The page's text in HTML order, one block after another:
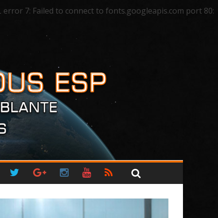
7: Failed to connect to fonts.googleapis.com port 80: